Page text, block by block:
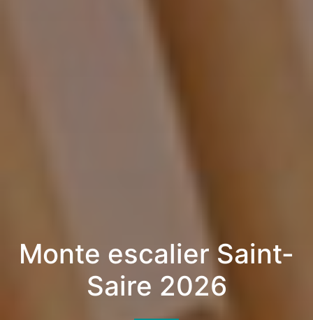
Monte escalier Saint-
Saire 2026